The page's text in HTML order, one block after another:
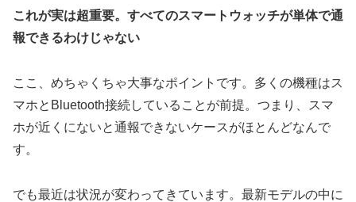
これが実は超重要。すべてのスマートウォッチが単体で通
報できるわけじゃない
ここ、めちゃくちゃ大事なポイントです。多くの機種はス
マホとBluetooth接続していることが前提。つまり、スマ
ホが近くにないと通報できないケースがほとんどなんで
す。
でも最近は状況が変わってきています。最新モデルの中に